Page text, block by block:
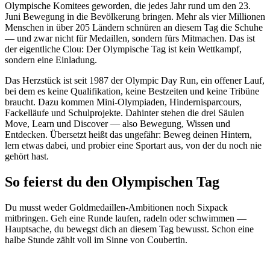
Olympische Komitees geworden, die jedes Jahr rund um den 23.
Juni Bewegung in die Bevölkerung bringen. Mehr als vier Millionen
Menschen in über 205 Ländern schnüren an diesem Tag die Schuhe
— und zwar nicht für Medaillen, sondern fürs Mitmachen. Das ist
der eigentliche Clou: Der Olympische Tag ist kein Wettkampf,
sondern eine Einladung.
Das Herzstück ist seit 1987 der Olympic Day Run, ein offener Lauf,
bei dem es keine Qualifikation, keine Bestzeiten und keine Tribüne
braucht. Dazu kommen Mini-Olympiaden, Hindernisparcours,
Fackelläufe und Schulprojekte. Dahinter stehen die drei Säulen
Move, Learn und Discover — also Bewegung, Wissen und
Entdecken. Übersetzt heißt das ungefähr: Beweg deinen Hintern,
lern etwas dabei, und probier eine Sportart aus, von der du noch nie
gehört hast.
So feierst du den Olympischen Tag
Du musst weder Goldmedaillen-Ambitionen noch Sixpack
mitbringen. Geh eine Runde laufen, radeln oder schwimmen —
Hauptsache, du bewegst dich an diesem Tag bewusst. Schon eine
halbe Stunde zählt voll im Sinne von Coubertin.